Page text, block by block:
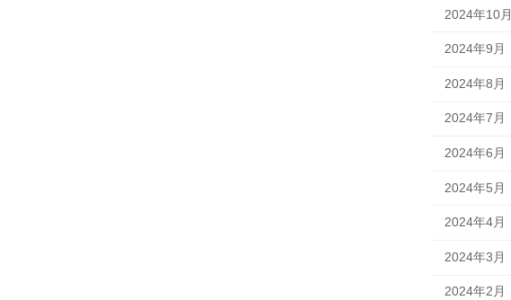
2024年10月
2024年9月
2024年8月
2024年7月
2024年6月
2024年5月
2024年4月
2024年3月
2024年2月